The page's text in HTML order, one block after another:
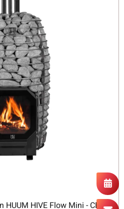
HIVE Flow Mini - CE,